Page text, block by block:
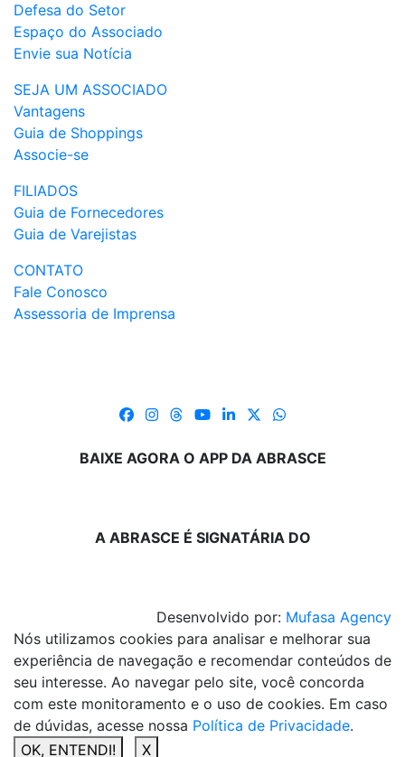
Defesa do Setor
Espaço do Associado
Envie sua Notícia
SEJA UM ASSOCIADO
Vantagens
Guia de Shoppings
Associe-se
FILIADOS
Guia de Fornecedores
Guia de Varejistas
CONTATO
Fale Conosco
Assessoria de Imprensa
BAIXE AGORA O APP DA ABRASCE
A ABRASCE É SIGNATÁRIA DO
Desenvolvido por: Mufasa Agency
Nós utilizamos cookies para analisar e melhorar sua
experiência de navegação e recomendar conteúdos de
seu interesse. Ao navegar pelo site, você concorda
com este monitoramento e o uso de cookies. Em caso
de dúvidas, acesse nossa Política de Privacidade.
OK, ENTENDI!
X